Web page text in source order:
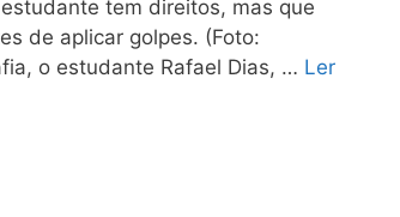
tem direitos, mas que
de aplicar golpes. (Foto:
o estudante Rafael Dias, … Ler